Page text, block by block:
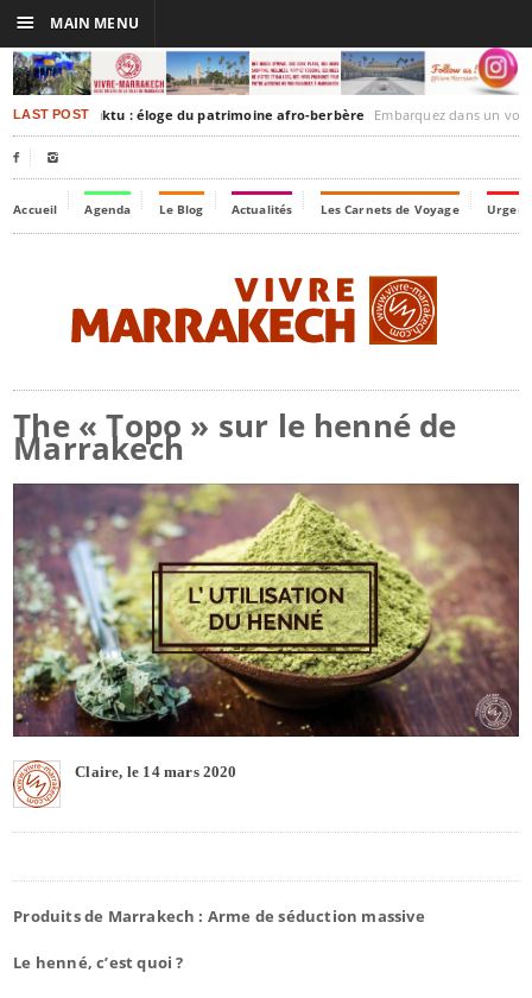
LAST POSTTimbuktu : éloge du patrimoine afro-berbère Embarquez dans un voyage culturel dans le
 
Accueil Agenda Le Blog Actualités Les Carnets de Voyage
The « Topo » sur le henné de
Marrakech
Claire, le 14 mars 2020
Produits de Marrakech : Arme de séduction massive
Le henné, c’est quoi ?
☰ MAIN MENU